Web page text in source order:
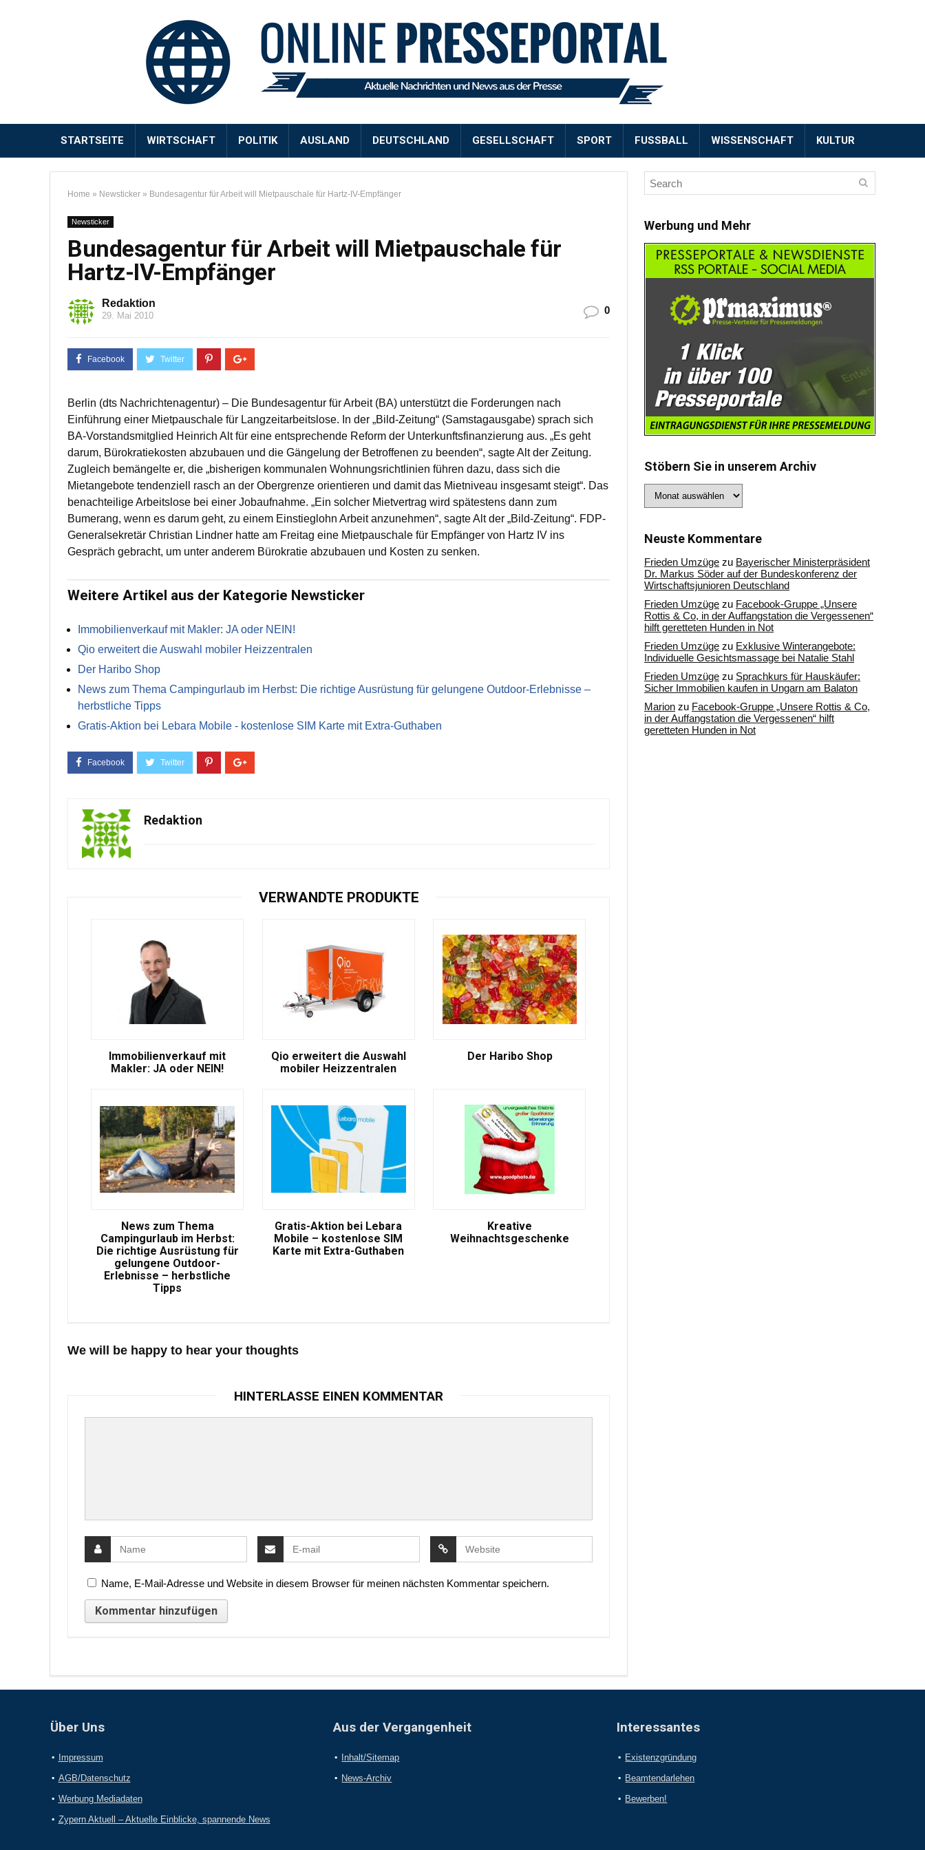
STARTSEITE WIRTSCHAFT POLITIK AUSLAND DEUTSCHLAND GESELLSCHAFT SPORT FUSSBALL WISSENSCHAFT KULTUR
Home » Newsticker » Bundesagentur für Arbeit will Mietpauschale für Hartz-IV-Empfänger
Newsticker
Bundesagentur für Arbeit will Mietpauschale für
Hartz-IV-Empfänger
Redaktion
29. Mai 2010 0
Berlin (dts Nachrichtenagentur) – Die Bundesagentur für Arbeit (BA) unterstützt die Forderungen nach
Einführung einer Mietpauschale für Langzeitarbeitslose. In der „Bild-Zeitung“ (Samstagausgabe) sprach sich
BA-Vorstandsmitglied Heinrich Alt für eine entsprechende Reform der Unterkunftsfinanzierung aus. „Es geht
darum, Bürokratiekosten abzubauen und die Gängelung der Betroffenen zu beenden“, sagte Alt der Zeitung.
Zugleich bemängelte er, die „bisherigen kommunalen Wohnungsrichtlinien führen dazu, dass sich die
Mietangebote tendenziell rasch an der Obergrenze orientieren und damit das Mietniveau insgesamt steigt“. Das
benachteilige Arbeitslose bei einer Jobaufnahme. „Ein solcher Mietvertrag wird spätestens dann zum
Bumerang, wenn es darum geht, zu einem Einstieglohn Arbeit anzunehmen“, sagte Alt der „Bild-Zeitung“. FDP-
Generalsekretär Christian Lindner hatte am Freitag eine Mietpauschale für Empfänger von Hartz IV ins
Gespräch gebracht, um unter anderem Bürokratie abzubauen und Kosten zu senken.
Weitere Artikel aus der Kategorie Newsticker
Immobilienverkauf mit Makler: JA oder NEIN!
Qio erweitert die Auswahl mobiler Heizzentralen
Der Haribo Shop
News zum Thema Campingurlaub im Herbst: Die richtige Ausrüstung für gelungene Outdoor-Erlebnisse –
herbstliche Tipps
Gratis-Aktion bei Lebara Mobile - kostenlose SIM Karte mit Extra-Guthaben
Redaktion
VERWANDTE PRODUKTE
Immobilienverkauf mit
Makler: JA oder NEIN!
Qio erweitert die Auswahl
mobiler Heizzentralen
Der Haribo Shop
News zum Thema
Campingurlaub im Herbst:
Die richtige Ausrüstung für
gelungene Outdoor-
Erlebnisse – herbstliche
Tipps
Gratis-Aktion bei Lebara
Mobile – kostenlose SIM
Karte mit Extra-Guthaben
Kreative
Weihnachtsgeschenke
We will be happy to hear your thoughts
HINTERLASSE EINEN KOMMENTAR
Name, E-Mail-Adresse und Website in diesem Browser für meinen nächsten Kommentar speichern.
Werbung und Mehr
Stöbern Sie in unserem Archiv
Sie
Archiv
Neuste Kommentare
Frieden Umzüge zu Bayerischer Ministerpräsident
Dr. Markus Söder auf der Bundeskonferenz der
Wirtschaftsjunioren Deutschland
Frieden Umzüge zu Facebook-Gruppe „Unsere
Rottis & Co, in der Auffangstation die Vergessenen“
hilft geretteten Hunden in Not
Frieden Umzüge zu Exklusive Winterangebote:
Individuelle Gesichtsmassage bei Natalie Stahl
Frieden Umzüge zu Sprachkurs für Hauskäufer:
Sicher Immobilien kaufen in Ungarn am Balaton
Marion zu Facebook-Gruppe „Unsere Rottis & Co,
in der Auffangstation die Vergessenen“ hilft
geretteten Hunden in Not
Über Uns
Impressum
AGB/Datenschutz
Werbung Mediadaten
Zypern Aktuell – Aktuelle Einblicke, spannende News
Aus der Vergangenheit
Inhalt/Sitemap
News-Archiv
Interessantes
Existenzgründung
Beamtendarlehen
Bewerben!